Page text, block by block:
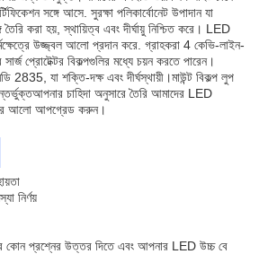
সঙ্গে আসে. সুরক্ষা পলিকার্বোনেট উপাদান যা
তৈরি করা হয়, স্থায়িত্ব এবং দীর্ঘায়ু নিশ্চিত করে। LED
উজ্জ্বল আলো প্রদান করে. গ্রাহকরা 4 কেভি-লাইন-
প্রোটেক্টর বিকল্পগুলির মধ্যে চয়ন করতে পারেন।
2835, যা শক্তি-দক্ষ এবং দীর্ঘস্থায়ী।মাউন্ট বিকল্প লুপ
চাহিদা অনুসারে তৈরি আমাদের LED
আলো আপগ্রেড করুন।
নির্ণয়
কোন প্রশ্নের উত্তর দিতে এবং আপনার LED উচ্চ বে